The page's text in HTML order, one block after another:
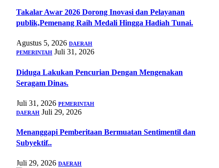
Takalar Awar 2026 Dorong Inovasi dan Pelayanan
publik,Pemenang Raih Medali Hingga Hadiah Tunai.
Agustus 5, 2026 DAERAH
PEMERINTAH Juli 31, 2026
Diduga Lakukan Pencurian Dengan Mengenakan
Seragam Dinas.
Juli 31, 2026 PEMERINTAH
DAERAH Juli 29, 2026
Menanggapi Pemberitaan Bermuatan Sentimentil dan
Subyektif..
Juli 29, 2026 DAERAH